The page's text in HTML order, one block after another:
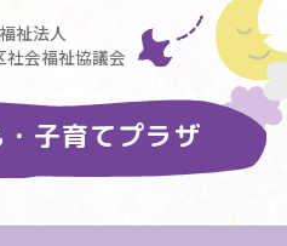
祉法人
社会福祉協議会
子育てプラザ